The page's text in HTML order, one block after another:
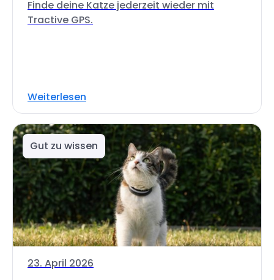
Finde deine Katze jederzeit wieder mit
Tractive GPS.
Weiterlesen
Gut zu wissen
23. April 2026